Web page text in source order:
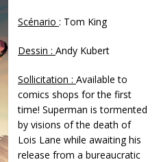
Scénario : Tom King
Dessin : Andy Kubert
Sollicitation : Available to
comics shops for the first
time! Superman is tormented
by visions of the death of
Lois Lane while awaiting his
release from a bureaucratic